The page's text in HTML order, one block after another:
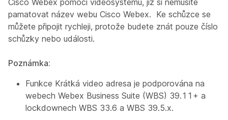
pamatovat název webu Cisco Webex. Ke schůzce se
můžete připojit rychleji, protože budete znát pouze číslo
schůzky nebo události.
Poznámka:
Funkce Krátká video adresa je podporována na
webech Webex Business Suite (WBS) 39.11+ a
lockdownech WBS 33.6 a WBS 39.5.x.